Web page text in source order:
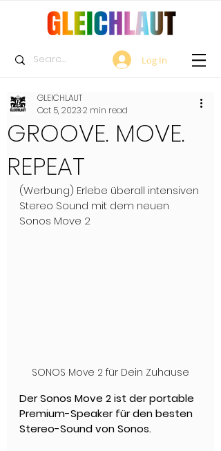
Log In
GROOVE. MOVE.
REPEAT
GLEICHLAUT
Oct 5, 20232 min read
(Werbung) Erlebe überall intensiven
Stereo Sound mit dem neuen
Sonos Move 2
SONOS Move 2 für Dein Zuhause
Der Sonos Move 2 ist der portable
Premium-Speaker für den besten
Stereo-Sound von Sonos.